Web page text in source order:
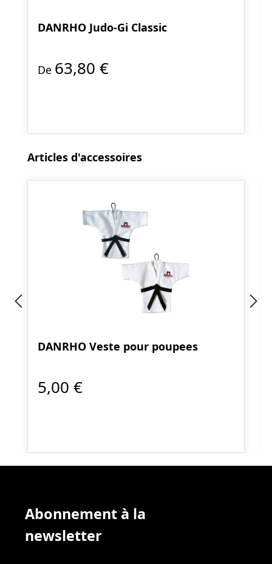
DANRHO Judo-Gi Classic
De 63,80 €
Ignorer la galerie de produits
Articles d'accessoires
DANRHO Veste pour poupees
5,00 €
Abonnement à la
newsletter